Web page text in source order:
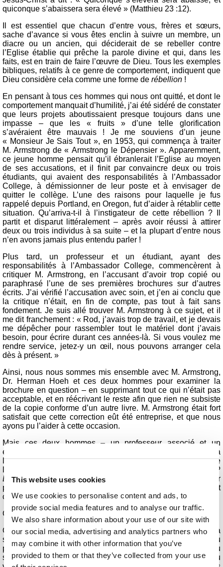
This website uses cookies
We use cookies to personalise content and ads, to
provide social media features and to analyse our traffic.
We also share information about your use of our site with
our social media, advertising and analytics partners who
may combine it with other information that you’ve
provided to them or that they’ve collected from your use
quiconque s’abaissera sera élevé » (Matthieu 23 :12).
Il est essentiel que chacun d’entre vous, frères et sœurs,
sache d’avance si vous êtes enclin à suivre un membre, un
diacre ou un ancien, qui déciderait de se rebeller contre
l’Eglise établie qui prêche la parole divine et qui, dans les
faits, est en train de faire l’œuvre de Dieu. Tous les exemples
bibliques, relatifs à ce genre de comportement, indiquent que
Dieu considère cela comme une forme de rébellion !
En pensant à tous ces hommes qui nous ont quitté, et dont le
comportement manquait d’humilité, j’ai été sidéré de constater
que leurs projets aboutissaient presque toujours dans une
impasse – que les « fruits » d’une telle glorification
s’avéraient être mauvais ! Je me souviens d’un jeune
« Monsieur Je Sais Tout », en 1953, qui commença à traiter
M. Armstrong de « Armstrong le Dépensier ». Apparemment,
ce jeune homme pensait qu’il ébranlerait l’Eglise au moyen
de ses accusations, et il finit par convaincre deux ou trois
étudiants, qui avaient des responsabilités à l’Ambassador
College, à démissionner de leur poste et à envisager de
quitter le collège. L’une des raisons pour laquelle je fus
rappelé depuis Portland, en Oregon, fut d’aider à rétablir cette
situation. Qu’arriva-t-il à l’instigateur de cette rébellion ? Il
partit et disparut littéralement – après avoir réussi à attirer
deux ou trois individus à sa suite – et la plupart d’entre nous
n’en avons jamais plus entendu parler !
Plus tard, un professeur et un étudiant, ayant des
responsabilités à l’Ambassador College, commencèrent à
critiquer M. Armstrong, en l’accusant d’avoir trop copié ou
paraphrasé l’une de ses premières brochures sur d’autres
écrits. J’ai vérifié l’accusation avec soin, et j’en ai conclu que
la critique n’était, en fin de compte, pas tout à fait sans
fondement. Je suis allé trouver M. Armstrong à ce sujet, et il
me dit franchement : « Rod, j’avais trop de travail, et je devais
me dépêcher pour rassembler tout le matériel dont j’avais
besoin, pour écrire durant ces années-là. Si vous voulez me
rendre service, jetez-y un œil, nous pouvons arranger cela
dès à présent. »
Ainsi, nous nous sommes mis ensemble avec M. Armstrong,
Dr. Herman Hoeh et ces deux hommes pour examiner la
brochure en question – en supprimant tout ce qui n’était pas
acceptable, et en réécrivant le reste afin que rien ne subsiste
de la copie conforme d’un autre livre. M. Armstrong était fort
satisfait que cette correction eût été entreprise, et que nous
ayons pu l’aider à cette occasion.
Mais ces deux hommes – un professeur associé et un
étudiant qui avait des responsabilités – essayèrent-ils, à
l’occasion de cette révision, de coopérer et de faire preuve de
loyauté envers M. Armstrong, ainsi qu’envers l’Eglise ?
Evidemment pas !Ces hommes cherchaient une excuse pour
partir ! Cela transparaissait de leur attitude à l’époque, et c’est
ce qu’ils firent, en fin de compte.
Que sont-ils devenus ?
Quoique je connaissais leurs noms, et que j’avais cherché à
savoir ce qu’ils étaient devenus, je n’ai plus jamais entendu
parler d’eux ! En un sens, ils s’étaient « volatilisés ». Où
seront-ils lorsque la Grande Tribulation commencera ? Dieu